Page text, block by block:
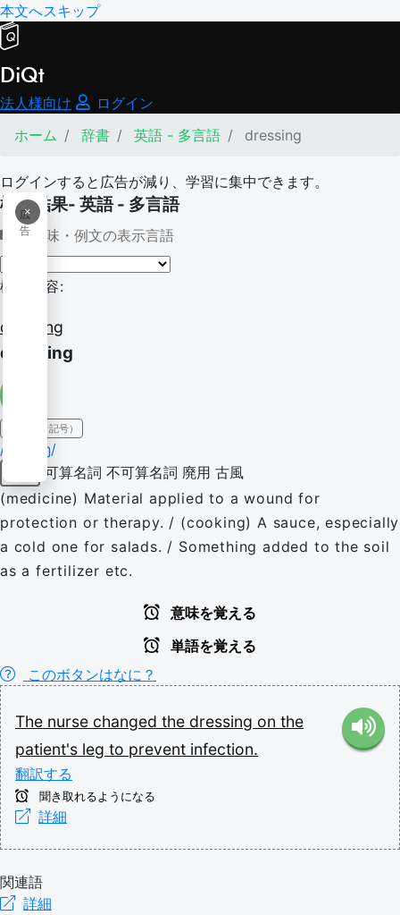
本文へスキップ
DiQt
法人様向け
ログイン
ホーム
辞書 英語 - 多言語 dressing
ログインすると広告が減り、学習に集中できます。
×
広
告
検索結果- 英語 - 多言語
意味・例文の表示言語
検索内容:
dressing
dressing
IPA（発音記号）
/ˈdɹɛsɪŋ/
可算名詞 不可算名詞 廃用 古風
(medicine) Material applied to a wound for
protection or therapy. / (cooking) A sauce, especially
a cold one for salads. / Something added to the soil
as a fertilizer etc.
意味を覚える
単語を覚える
このボタンはなに？
The nurse changed the dressing on the
patient's leg to prevent infection.
翻訳する
聞き取れるようになる
詳細
関連語
詳細